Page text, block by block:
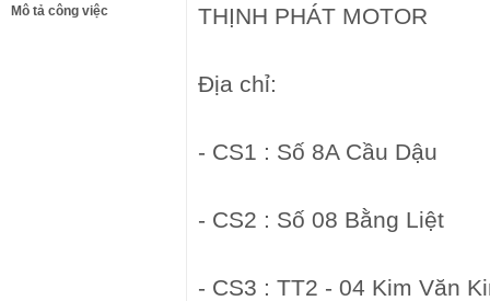
Mô tả công việc THỊNH PHÁT MOTOR
Địa chỉ:
- CS1 : Số 8A Cầu Dậu
- CS2 : Số 08 Bằng Liệt
- CS3 : TT2 - 04 Kim Văn